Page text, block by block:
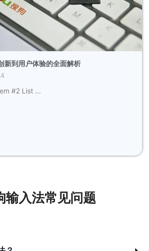
新到用户体验的全面解析
#2 List …
输入法常见问题